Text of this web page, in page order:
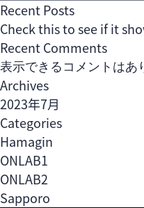
Network Labファ
幌イノベーションファ
Recent Posts
Check this to see if it
Recent Comments
表示できるコメントはあ
Archives
2023年7月
Categories
Hamagin
ONLAB1
ONLAB2
Sapporo